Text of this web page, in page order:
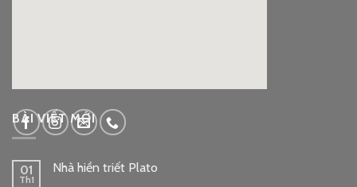
BÀI VIẾT MỚI
01
Th1
Nhà hiền triết Plato